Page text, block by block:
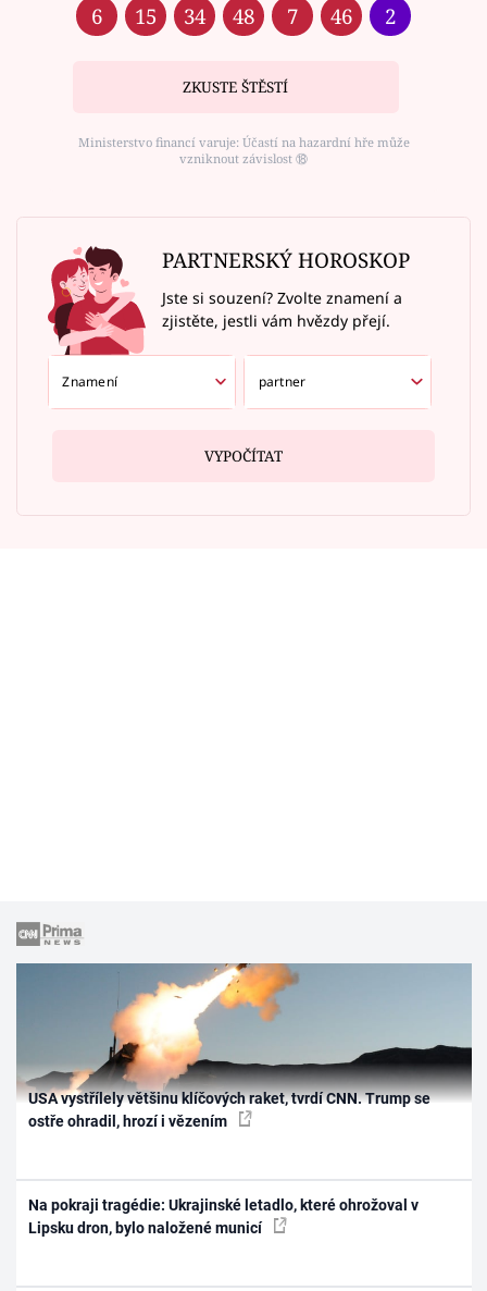
6 15 34 48 7 46 2
ZKUSTE ŠTĚSTÍ
Ministerstvo financí varuje: Účastí na hazardní hře může
vzniknout závislost ⑱
PARTNERSKÝ HOROSKOP
Jste si souzení? Zvolte znamení a
zjistěte, jestli vám hvězdy přejí.
VYPOČÍTAT
USA vystřílely většinu klíčových raket, tvrdí CNN. Trump se
ostře ohradil, hrozí i vězením
Na pokraji tragédie: Ukrajinské letadlo, které ohrožoval v
Lipsku dron, bylo naložené municí